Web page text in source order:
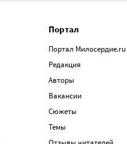
Портал
Портал Милосердие.ru
Редакция
Авторы
Вакансии
Сюжеты
Темы